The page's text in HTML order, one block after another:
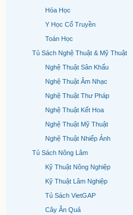
Hóa Học
Y Học Cổ Truyền
Toán Học
Tủ Sách Nghệ Thuật & Mỹ Thuật
Nghệ Thuật Sân Khấu
Nghệ Thuật Âm Nhạc
Nghệ Thuật Thư Pháp
Nghệ Thuật Kết Hoa
Nghệ Thuật Mỹ Thuật
Nghệ Thuật Nhiếp Ảnh
Tủ Sách Nông Lâm
Kỹ Thuật Nông Nghiệp
Kỹ Thuật Lâm Nghiệp
Tủ Sách VietGAP
Cây Ăn Quả